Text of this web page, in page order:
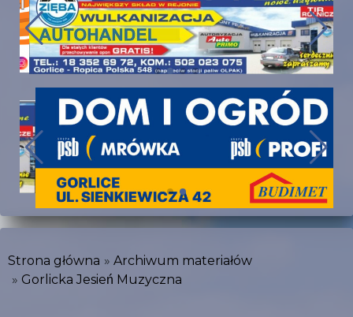
Strona główna
Archiwum materiałów
Gorlicka Jesień Muzyczna